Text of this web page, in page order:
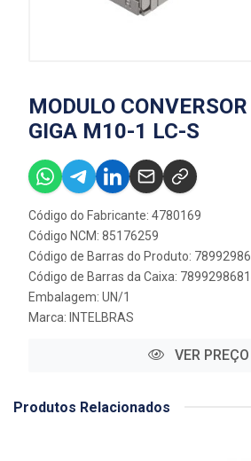
MODULO
GIGA M10-1 LC-S
Código do Fabricante: 4780169
Código NCM: 85176259
Código de Barras do Produto:
Código de Barras da Caixa:
Embalagem: UN/1
Marca: INTELBRAS
VER PREÇO
Produtos Relacionados